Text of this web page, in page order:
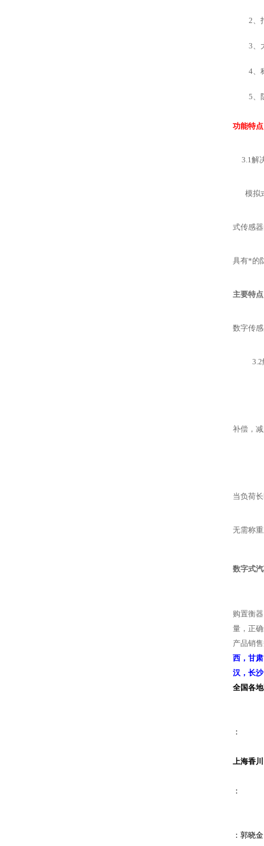
2、
3、
4、
5、
功能特点
3.1解
模拟
式传感
具有*的
主要特点
数字传
3.2解
补偿，
当负荷
无需称
数字式
购置衡器
量，正
产品销
西，甘
汉，长
全国各
：
上海香
：
：郭晓金